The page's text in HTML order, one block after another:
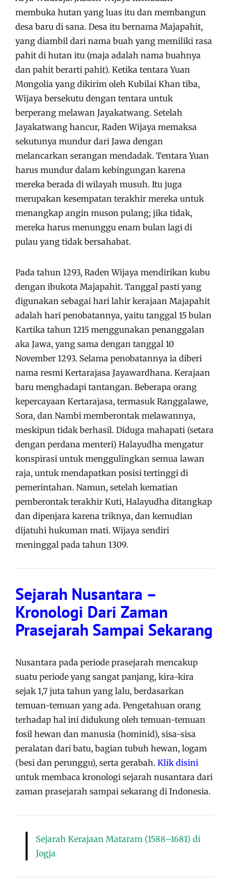
membuka hutan yang luas itu dan membangun
desa baru di sana. Desa itu bernama Majapahit,
yang diambil dari nama buah yang memiliki rasa
pahit di hutan itu (maja adalah nama buahnya
dan pahit berarti pahit). Ketika tentara Yuan
Mongolia yang dikirim oleh Kubilai Khan tiba,
Wijaya bersekutu dengan tentara untuk
berperang melawan Jayakatwang. Setelah
Jayakatwang hancur, Raden Wijaya memaksa
sekutunya mundur dari Jawa dengan
melancarkan serangan mendadak. Tentara Yuan
harus mundur dalam kebingungan karena
mereka berada di wilayah musuh. Itu juga
merupakan kesempatan terakhir mereka untuk
menangkap angin muson pulang; jika tidak,
mereka harus menunggu enam bulan lagi di
pulau yang tidak bersahabat.
Pada tahun 1293, Raden Wijaya mendirikan kubu
dengan ibukota Majapahit. Tanggal pasti yang
digunakan sebagai hari lahir kerajaan Majapahit
adalah hari penobatannya, yaitu tanggal 15 bulan
Kartika tahun 1215 menggunakan penanggalan
aka Jawa, yang sama dengan tanggal 10
November 1293. Selama penobatannya ia diberi
nama resmi Kertarajasa Jayawardhana. Kerajaan
baru menghadapi tantangan. Beberapa orang
kepercayaan Kertarajasa, termasuk Ranggalawe,
Sora, dan Nambi memberontak melawannya,
meskipun tidak berhasil. Diduga mahapati (setara
dengan perdana menteri) Halayudha mengatur
konspirasi untuk menggulingkan semua lawan
raja, untuk mendapatkan posisi tertinggi di
pemerintahan. Namun, setelah kematian
pemberontak terakhir Kuti, Halayudha ditangkap
dan dipenjara karena triknya, dan kemudian
dijatuhi hukuman mati. Wijaya sendiri
meninggal pada tahun 1309.
Sejarah Nusantara –
Kronologi Dari Zaman
Prasejarah Sampai Sekarang
Nusantara pada periode prasejarah mencakup
suatu periode yang sangat panjang, kira-kira
sejak 1,7 juta tahun yang lalu, berdasarkan
temuan-temuan yang ada. Pengetahuan orang
terhadap hal ini didukung oleh temuan-temuan
fosil hewan dan manusia (hominid), sisa-sisa
peralatan dari batu, bagian tubuh hewan, logam
(besi dan perunggu), serta gerabah. Klik disini
untuk membaca kronologi sejarah nusantara dari
zaman prasejarah sampai sekarang di Indonesia.
Sejarah Kerajaan Mataram (1588–1681) di
Jogja